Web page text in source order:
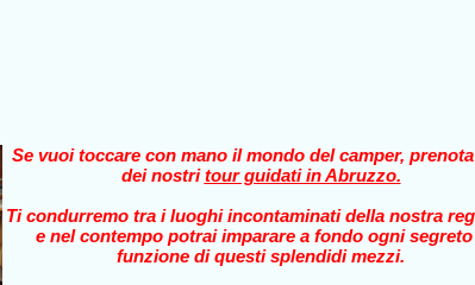
Se vuoi toccare con mano il mondo del camper,
dei nostritour guidati in Abruzzo.
Ti condurremo tra i luoghi incontaminati della nostra
e nel contempo potrai imparare a fondo ogni segreto
funzione di questi splendidi mezzi.